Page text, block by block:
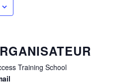
Training School